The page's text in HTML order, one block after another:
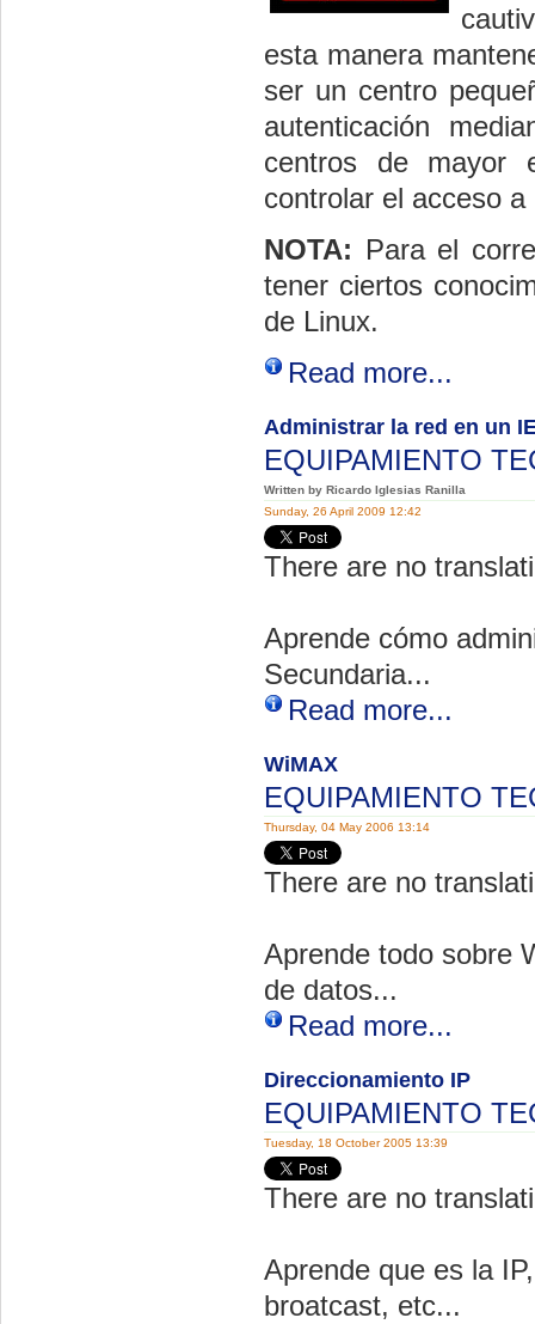
esta manera
ser un centro
autenticación
centros de mayor
controlar el acceso
NOTA: Para el
tener ciertos
de Linux.
Read more...
Administrar la red en un
EQUIPAMIENTO
Written by Ricardo Iglesias Ranilla
Sunday, 26 April 2009 12:42
There are no
Aprende cómo
Secundaria...
Read more...
WiMAX
EQUIPAMIENTO
Thursday, 04 May 2006 13:14
There are no
Aprende todo sobre
de datos...
Read more...
Direccionamiento IP
EQUIPAMIENTO
Tuesday, 18 October 2005 13:39
There are no
Aprende que es la
broatcast, etc...